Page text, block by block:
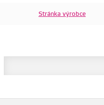
Stránka výrobce